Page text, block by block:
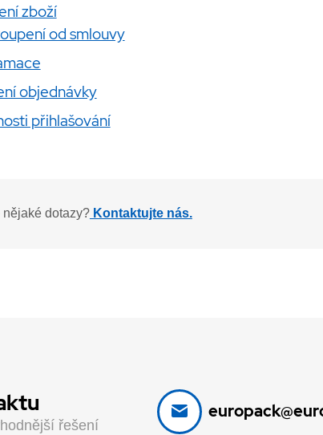
zboží
od smlouvy
objednávky
přihlašování
nějaké dotazy?Kontaktujte nás.
řešení